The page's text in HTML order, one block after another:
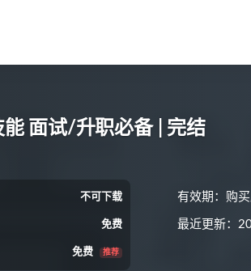
面试/升职必备 | 完结
不可下载
免费
免费 推荐
有效期：购
最近更新：